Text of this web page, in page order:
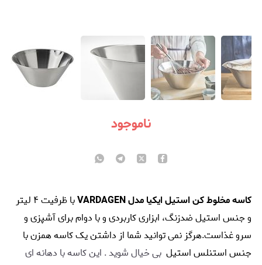
ناموجود
کاسه مخلوط کن استیل ایکیا مدل VARDAGEN
با ظرفیت ۴ لیتر
و جنس استیل ضدزنگ، ابزاری کاربردی و با دوام برای آشپزی و
سرو غذاست.هرگز نمی توانید شما از داشتن یک کاسه همزن با
جنس استنلس استیلبی خیال شوید . این کاسه با دهانه ای